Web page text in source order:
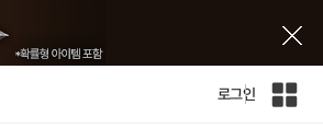
로그인
인